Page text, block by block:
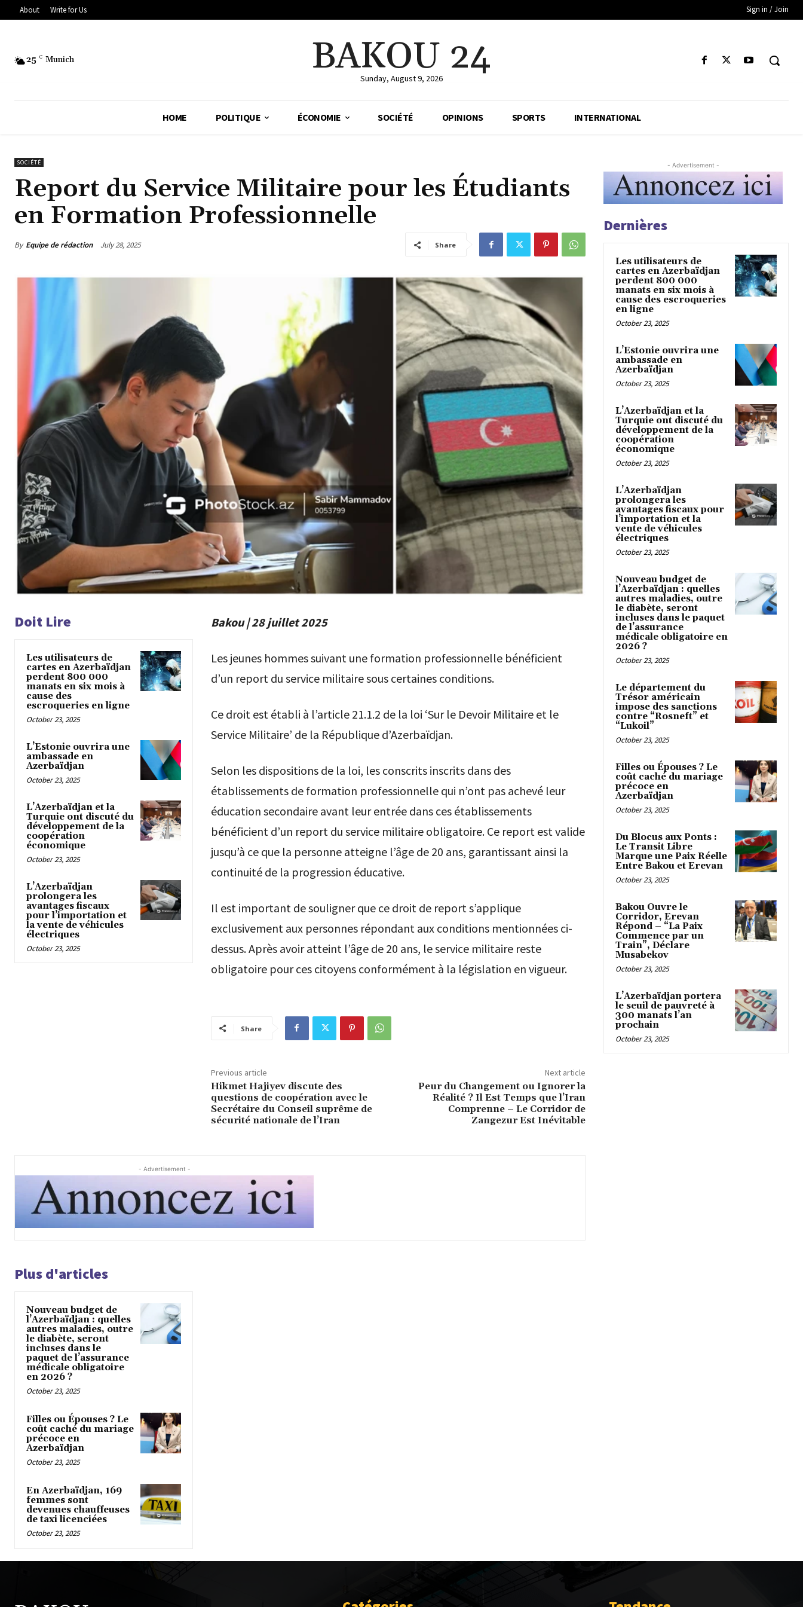
About Write for Us Sign in / Join
25 C Munich BAKOU 24
Sunday, August 9, 2026
HOME POLITIQUE ÉCONOMIE SOCIÉTÉ OPINIONS SPORTS INTERNATIONAL
SOCIÉTÉ
Report du Service Militaire pour les Étudiants
en Formation Professionnelle
By Equipe de rédaction July 28, 2025 Share
Doit Lire
Les utilisateurs de
cartes en Azerbaïdjan
perdent 800 000
manats en six mois à
cause des
escroqueries en ligne
October 23, 2025
L’Estonie ouvrira une
ambassade en
Azerbaïdjan
October 23, 2025
L’Azerbaïdjan et la
Turquie ont discuté du
développement de la
coopération
économique
October 23, 2025
L’Azerbaïdjan
prolongera les
avantages fiscaux
pour l’importation et
la vente de véhicules
électriques
October 23, 2025
Bakou | 28 juillet 2025
Les jeunes hommes suivant une formation professionnelle bénéficient
d’un report du service militaire sous certaines conditions.
Ce droit est établi à l’article 21.1.2 de la loi ‘Sur le Devoir Militaire et le
Service Militaire’ de la République d’Azerbaïdjan.
Selon les dispositions de la loi, les conscrits inscrits dans des
établissements de formation professionnelle qui n’ont pas achevé leur
éducation secondaire avant leur entrée dans ces établissements
bénéficient d’un report du service militaire obligatoire. Ce report est valide
jusqu’à ce que la personne atteigne l’âge de 20 ans, garantissant ainsi la
continuité de la progression éducative.
Il est important de souligner que ce droit de report s’applique
exclusivement aux personnes répondant aux conditions mentionnées ci-
dessus. Après avoir atteint l’âge de 20 ans, le service militaire reste
obligatoire pour ces citoyens conformément à la législation en vigueur.
Share
Previous article
Hikmet Hajiyev discute des
questions de coopération avec le
Secrétaire du Conseil suprême de
sécurité nationale de l’Iran
Next article
Peur du Changement ou Ignorer la
Réalité ? Il Est Temps que l’Iran
Comprenne – Le Corridor de
Zangezur Est Inévitable
- Advertisement -
Plus d'articles
Nouveau budget de
l’Azerbaïdjan : quelles
autres maladies, outre
le diabète, seront
incluses dans le
paquet de l’assurance
médicale obligatoire
en 2026 ?
October 23, 2025
Filles ou Épouses ? Le
coût caché du mariage
précoce en
Azerbaïdjan
October 23, 2025
En Azerbaïdjan, 169
femmes sont
devenues chauffeuses
de taxi licenciées
October 23, 2025
- Advertisement -
Dernières
Les utilisateurs de
cartes en Azerbaïdjan
perdent 800 000
manats en six mois à
cause des escroqueries
en ligne
October 23, 2025
L’Estonie ouvrira une
ambassade en
Azerbaïdjan
October 23, 2025
L’Azerbaïdjan et la
Turquie ont discuté du
développement de la
coopération
économique
October 23, 2025
L’Azerbaïdjan
prolongera les
avantages fiscaux pour
l’importation et la
vente de véhicules
électriques
October 23, 2025
Nouveau budget de
l’Azerbaïdjan : quelles
autres maladies, outre
le diabète, seront
incluses dans le paquet
de l’assurance
médicale obligatoire en
2026 ?
October 23, 2025
Le département du
Trésor américain
impose des sanctions
contre “Rosneft” et
“Lukoil”
October 23, 2025
Filles ou Épouses ? Le
coût caché du mariage
précoce en
Azerbaïdjan
October 23, 2025
Du Blocus aux Ponts :
Le Transit Libre
Marque une Paix Réelle
Entre Bakou et Erevan
October 23, 2025
Bakou Ouvre le
Corridor, Erevan
Répond – “La Paix
Commence par un
Train”, Déclare
Musabekov
October 23, 2025
L’Azerbaïdjan portera
le seuil de pauvreté à
300 manats l’an
prochain
October 23, 2025